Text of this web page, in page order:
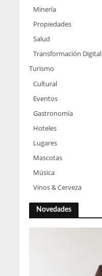
Minería
Propiedades
Salud
Transformación Digital
Turismo
Cultural
Eventos
Gastronomía
Hoteles
Lugares
Mascotas
Música
Vinos & Cerveza
Novedades